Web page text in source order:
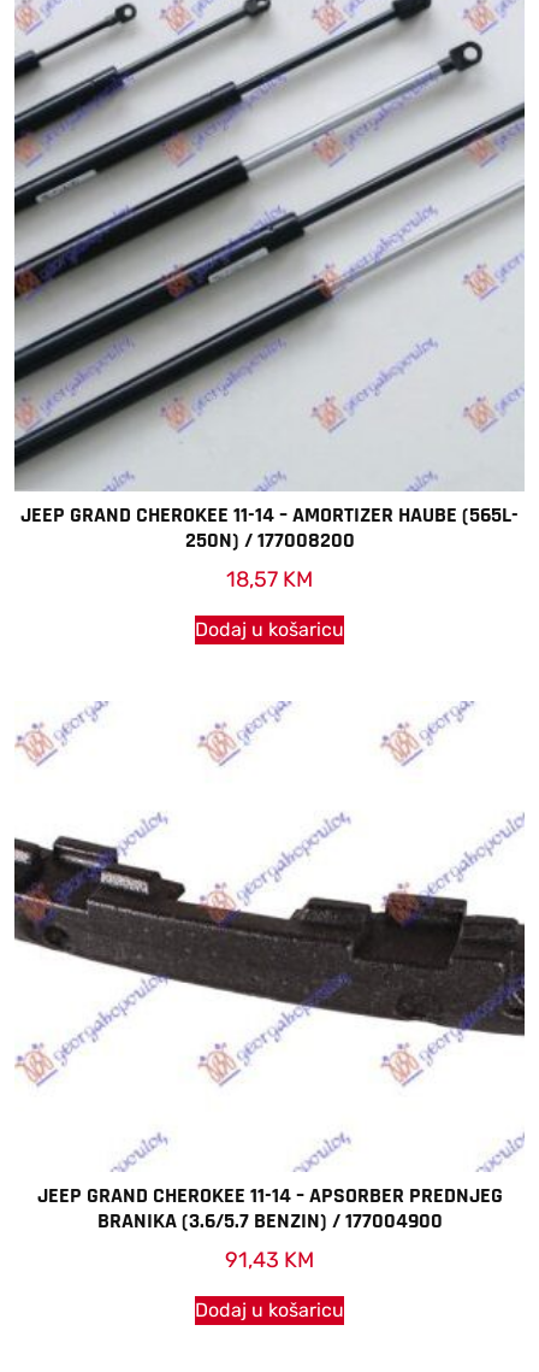
JEEP GRAND CHEROKEE 11-14 – AMORTIZER HAUBE (565L-
250N) / 177008200
18,57 KM
Dodaj u košaricu
JEEP GRAND CHEROKEE 11-14 – APSORBER PREDNJEG
BRANIKA (3.6/5.7 BENZIN) / 177004900
91,43 KM
Dodaj u košaricu